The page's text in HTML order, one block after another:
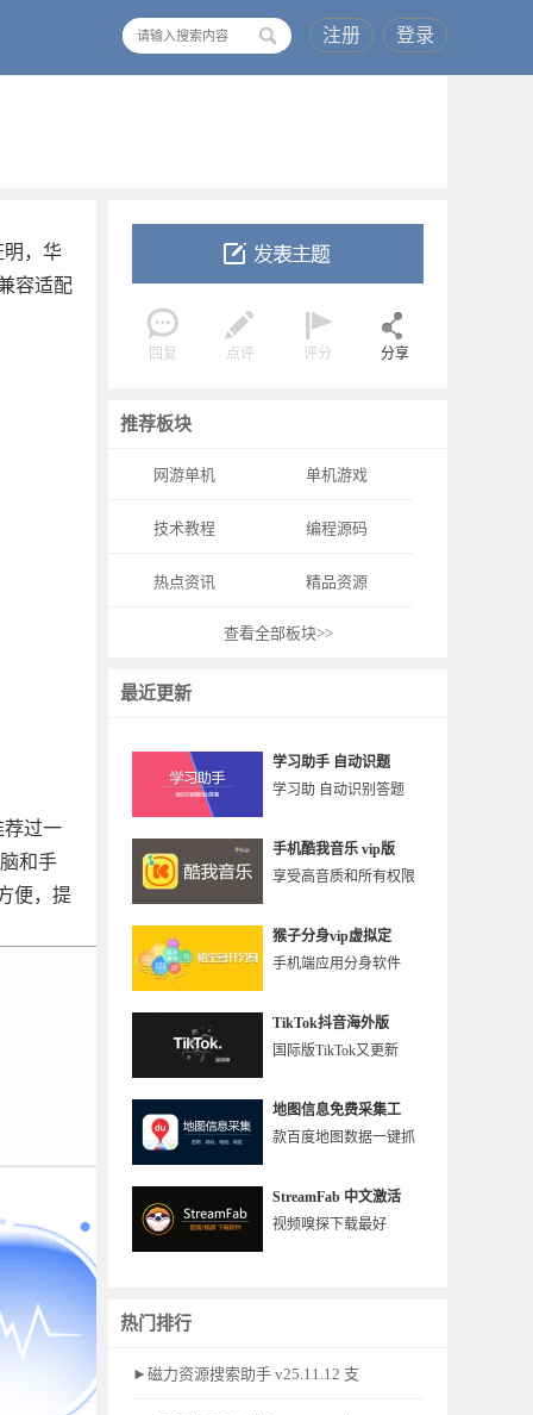
注册 登录
回复 点评 评分 分享
推荐板块
网游单机 单机游戏
技术教程 编程源码
热点资讯 精品资源
查看全部板块>>
最近更新
学习助手 自动识题
学习助 自动识别答题
手机酷我音乐 vip版
享受高音质和所有权限
猴子分身vip虚拟定
手机端应用分身软件
TikTok抖音海外版
国际版TikTok又更新
地图信息免费采集工
款百度地图数据一键抓
StreamFab 中文激活
视频嗅探下载最好
热门排行
►磁力资源搜索助手 v25.11.12 支
明，华
容适配
荐过一
和手
便，提